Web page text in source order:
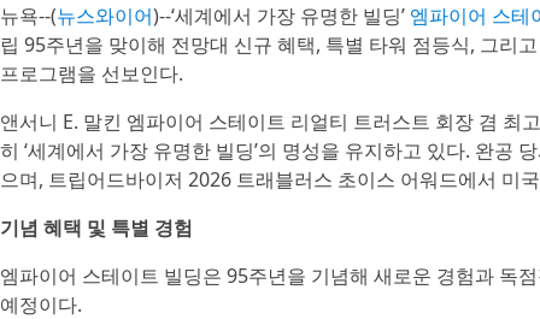
뉴욕--(뉴스와이어)--‘세계에서 가장 유명한 빌딩’ 엠파이어 스테
립 95주년을 맞이해 전망대 신규 혜택, 특별 타워 점등식, 그리
프로그램을 선보인다.
앤서니 E. 말킨 엠파이어 스테이트 리얼티 트러스트 회장 겸
히 ‘세계에서 가장 유명한 빌딩’의 명성을 유지하고 있다. 완공
으며, 트립어드바이저 2026 트래블러스 초이스 어워드에서 미
기념 혜택 및 특별 경험
엠파이어 스테이트 빌딩은 95주년을 기념해 새로운 경험과 독
예정이다.